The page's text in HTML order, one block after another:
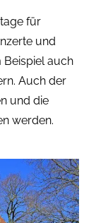
für
und
auch
Auch der
und die
werden.